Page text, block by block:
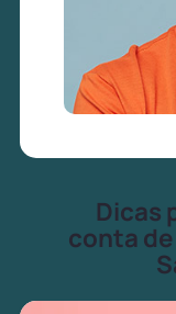
Dicas
conta de